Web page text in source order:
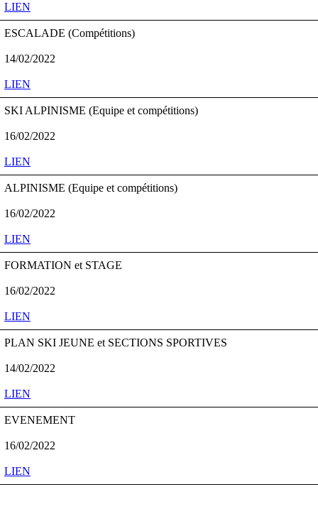
LIEN
ESCALADE (Compétitions)
14/02/2022
LIEN
SKI ALPINISME (Equipe et compétitions)
16/02/2022
LIEN
ALPINISME (Equipe et compétitions)
16/02/2022
LIEN
FORMATION et STAGE
16/02/2022
LIEN
PLAN SKI JEUNE et SECTIONS SPORTIVES
14/02/2022
LIEN
EVENEMENT
16/02/2022
LIEN